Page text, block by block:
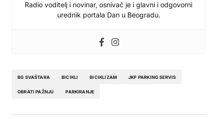
Radio voditelj i novinar, osnivač je i glavni i odgovorni
urednik portala Dan u Beogradu.
BG SVAŠTARA BICIKLI BICIKLIZAM JKP PARKING SERVIS
OBRATI PAŽNJU PARKIRANJE